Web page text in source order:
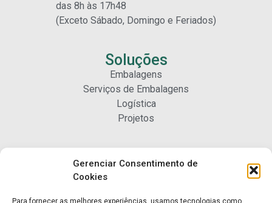
Gerenciar Consentimento de
Cookies
Para fornecer as melhores experiências, usamos tecnologias como
das 8h às 17h48
(Exceto Sábado, Domingo e Feriados)
Soluções
Embalagens
Serviços de Embalagens
Logística
Projetos
Carreiras